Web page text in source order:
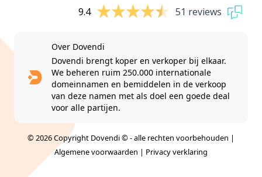
9.4 51 reviews
Over Dovendi
Dovendi brengt koper en verkoper bij elkaar.
We beheren ruim 250.000 internationale
domeinnamen en bemiddelen in de verkoop
van deze namen met als doel een goede deal
voor alle partijen.
© 2026 Copyright Dovendi © - alle rechten voorbehouden |
Algemene voorwaarden | Privacy verklaring